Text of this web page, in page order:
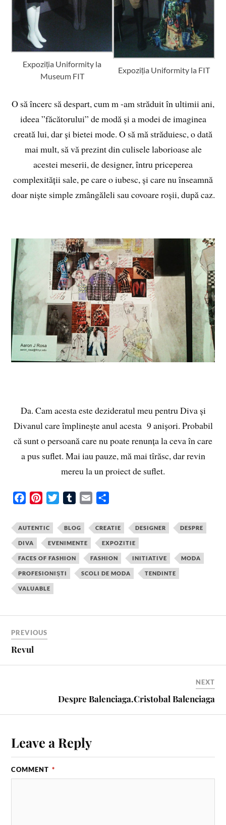
Expoziția Uniformity la
Museum FIT
Expoziția Uniformity la FIT
O să încerc să despart, cum m -am străduit în ultimii ani,
ideea ”făcătorului” de modă și a modei de imaginea
creată lui, dar și bietei mode. O să mă străduiesc, o dată
mai mult, să vă prezint din culisele laborioase ale
acestei meserii, de designer, întru priceperea
complexității sale, pe care o iubesc, și care nu înseamnă
doar niște simple zmângăleli sau covoare roșii, după caz.
Da. Cam acesta este dezideratul meu pentru Diva și
Divanul care împlinește anul acesta 9 anișori. Probabil
că sunt o persoană care nu poate renunța la ceva în care
a pus suflet. Mai iau pauze, mă mai tîrăsc, dar revin
mereu la un proiect de suflet.
c
e
b
o
o
k
n
t
e
r
e
s
i
t
t
e
r
m
b
l
r
a
i
a
r
e
AUTENTIC BLOG CREATIE DESIGNER DESPRE
DIVA EVENIMENTE EXPOZITIE
FACES OF FASHION FASHION INITIATIVE MODA
PROFESIONIȘTI SCOLI DE MODA TENDINTE
VALUABLE
PREVIOUS
Revul
NEXT
Despre Balenciaga.Cristobal Balenciaga
Leave a Reply
COMMENT *